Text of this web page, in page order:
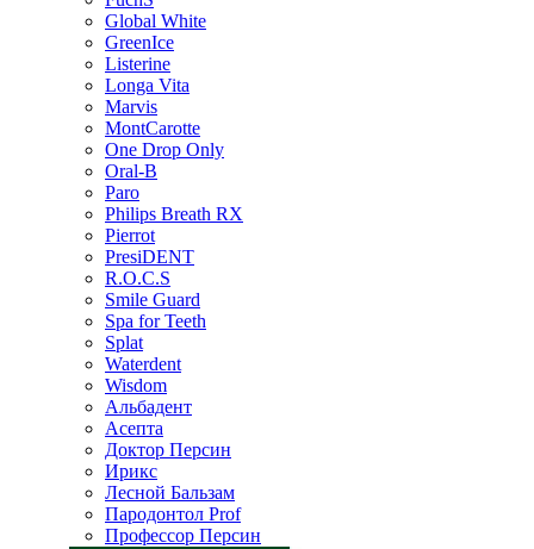
Global White
GreenIce
Listerine
Longa Vita
Marvis
MontCarotte
One Drop Only
Oral-B
Paro
Philips Breath RX
Pierrot
PresiDENT
R.O.C.S
Smile Guard
Spa for Teeth
Splat
Waterdent
Wisdom
Альбадент
Асепта
Доктор Персин
Ирикс
Лесной Бальзам
Пародонтол Prof
Профессор Персин